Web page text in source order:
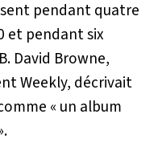
pendant quatre
et pendant six
David Browne,
Weekly, décrivait
« un album